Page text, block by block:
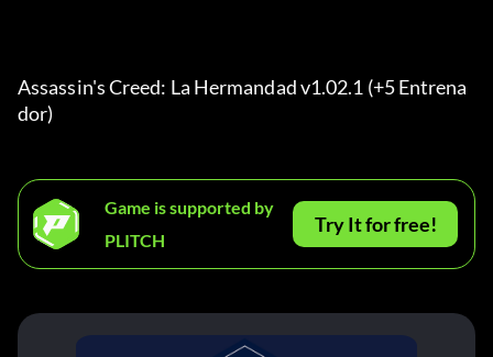
Assassin's Creed: La Hermandad v1.02.1 (+5 Entrena
dor)
Game is supported by
PLITCH
Try It for free!